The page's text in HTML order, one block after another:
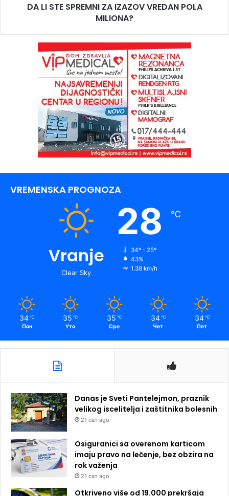
DA LI STE SPREMNI ZA IZAZOV VREDAN POLA
MILIONA?
VREMENSKA PROGNOZA
Vranje
Clear Sky
28 ℃
34º - 25º
43%
1.38 km/h
34 ℃
Пон
35 ℃
Уто
35 ℃
Сре
34 ℃
Чет
34 ℃
Пет
Danas je Sveti Pantelejmon, praznik
velikog iscelitelja i zaštitnika bolesnih
21 сат ago
Osiguranici sa overenom karticom
imaju pravo na lečenje, bez obzira na
rok važenja
21 сат ago
Otkriveno više od 19.000 prekršaja